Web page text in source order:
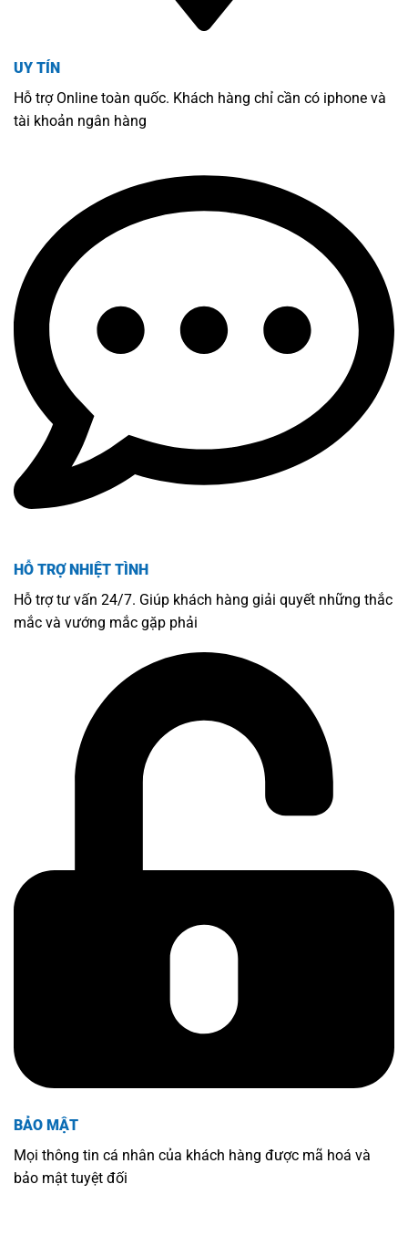
UY TÍN
Hỗ trợ Online toàn quốc. Khách hàng chỉ cần có iphone và
tài khoản ngân hàng
HỖ TRỢ NHIỆT TÌNH
Hỗ trợ tư vấn 24/7. Giúp khách hàng giải quyết những thắc
mắc và vướng mắc gặp phải
BẢO MẬT
Mọi thông tin cá nhân của khách hàng được mã hoá và
bảo mật tuyệt đối